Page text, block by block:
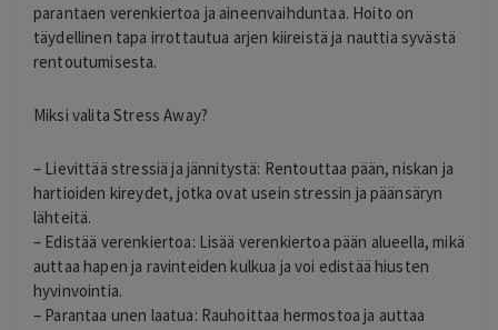
parantaen verenkiertoa ja aineenvaihduntaa. Hoito on
täydellinen tapa irrottautua arjen kiireistä ja nauttia syvästä
rentoutumisesta.
Miksi valita Stress Away?
– Lievittää stressiä ja jännitystä: Rentouttaa pään, niskan ja
hartioiden kireydet, jotka ovat usein stressin ja päänsäryn
lähteitä.
– Edistää verenkiertoa: Lisää verenkiertoa pään alueella, mikä
auttaa hapen ja ravinteiden kulkua ja voi edistää hiusten
hyvinvointia.
– Parantaa unen laatua: Rauhoittaa hermostoa ja auttaa